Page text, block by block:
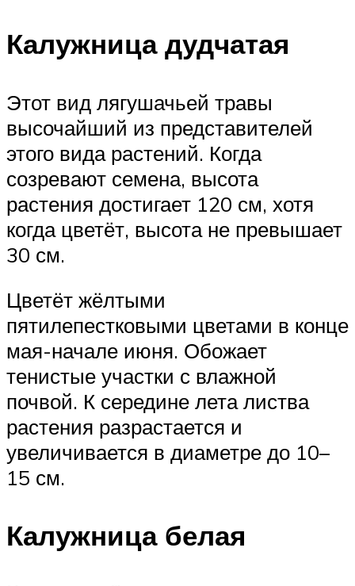
Калужница дудчатая
Этот вид лягушачьей травы
высочайший из представителей
этого вида растений. Когда
созревают семена, высота
растения достигает 120 см, хотя
когда цветёт, высота не превышает
30 см.
Цветёт жёлтыми
пятилепестковыми цветами в конце
мая-начале июня. Обожает
тенистые участки с влажной
почвой. К середине лета листва
растения разрастается и
увеличивается в диаметре до 10–
15 см.
Калужница белая